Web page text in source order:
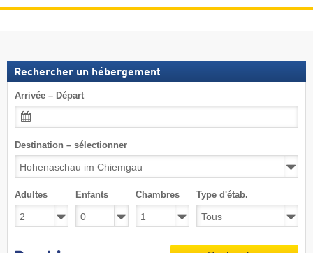
Rechercher un hébergement
Arrivée – Départ
Destination – sélectionner
Adultes Enfants Chambres Type d'étab.